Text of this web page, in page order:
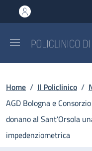
al contenuto principale
to footer content
Briciole di
Home / Il Policlinico /
AGD Bologna e
donano al Sant’Orsola
impedenziometrica